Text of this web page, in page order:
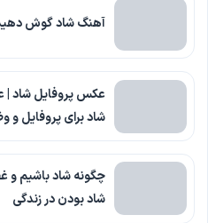
آهنگ شاد گوش دهید
عکس پروفایل شاد |
شاد برای پروفایل
شاد بودن در زندگی